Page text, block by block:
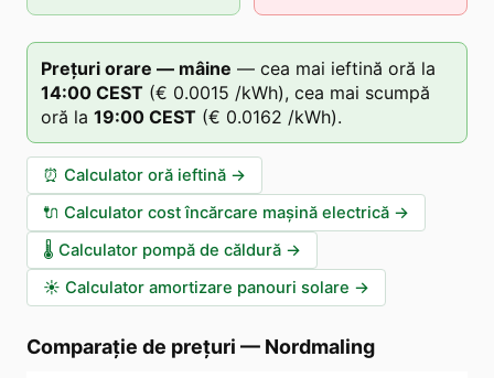
Prețuri orare — mâine — cea mai ieftină oră la
14:00 CEST (€ 0.0015 /kWh), cea mai scumpă
oră la 19:00 CEST (€ 0.0162 /kWh).
⏰ Calculator oră ieftină →
🔌 Calculator cost încărcare mașină electrică →
🌡️ Calculator pompă de căldură →
☀️ Calculator amortizare panouri solare →
Comparație de prețuri — Nordmaling